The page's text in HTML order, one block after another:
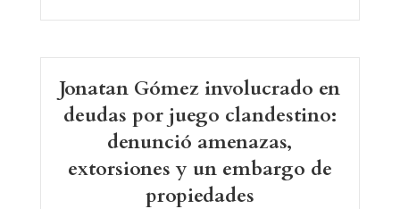
Jonatan Gómez involucrado en
deudas por juego clandestino:
denunció amenazas,
extorsiones y un embargo de
propiedades